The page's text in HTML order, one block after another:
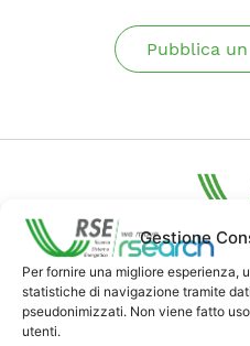
Gestione
Per fornire una migliore esperienza,
statistiche di navigazione tramite
pseudonimizzati. Non viene fatto
utenti.
Pubblica